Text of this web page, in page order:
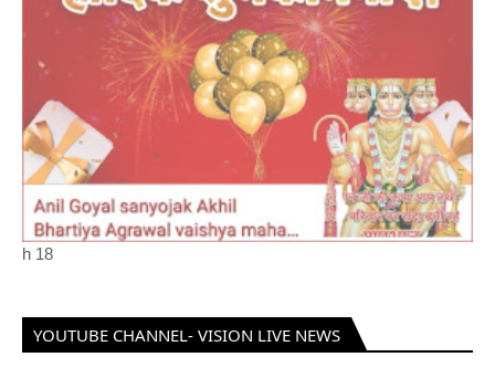
h 18
YOUTUBE CHANNEL- VISION LIVE NEWS